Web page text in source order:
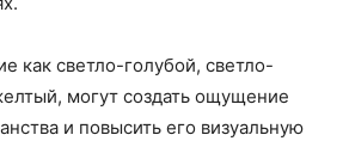
как светло-голубой, светло-
могут создать ощущение
и повысить его визуальную